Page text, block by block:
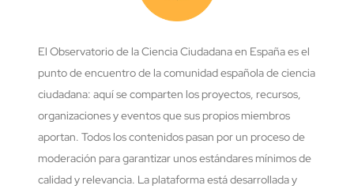
El Observatorio de la Ciencia Ciudadana en España es el
punto de encuentro de la comunidad española de ciencia
ciudadana: aquí se comparten los proyectos, recursos,
organizaciones y eventos que sus propios miembros
aportan. Todos los contenidos pasan por un proceso de
moderación para garantizar unos estándares mínimos de
calidad y relevancia. La plataforma está desarrollada y